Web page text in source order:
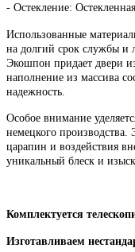
- Остекление: Остекленная
Использованные
на долгий срок службы и
Экошпон придает двери
наполнение из массива
надежность.
Особое внимание
немецкого производства.
царапин и воздействия
уникальный блеск и
Комплектуется
Изготавливаем